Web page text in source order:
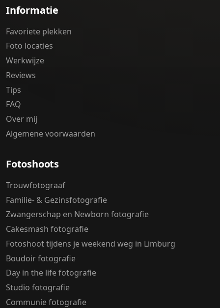
Informatie
Favoriete plekken
Foto locaties
Werkwijze
Reviews
Tips
FAQ
Over mij
Algemene voorwaarden
Fotoshoots
Trouwfotograaf
Familie- & Gezinsfotografie
Zwangerschap en Newborn fotografie
Cakesmash fotografie
Fotoshoot tijdens je weekend weg in Limburg
Boudoir fotografie
Day in the life fotografie
Studio fotografie
Communie fotografie